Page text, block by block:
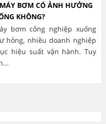
BƠM CÓ ẢNH HƯỞNG
KHÔNG?
bơm công nghiệp xuống
hỏng, nhiều doanh nghiệp
hiệu suất vận hành. Tuy